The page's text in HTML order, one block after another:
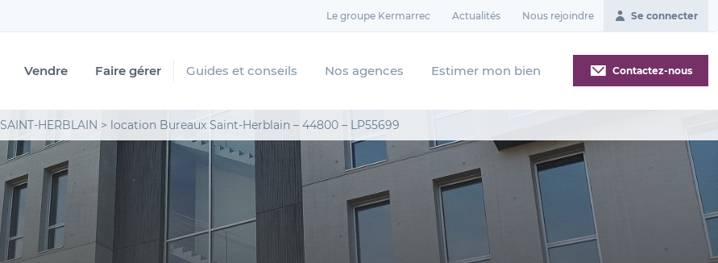
Le groupe Kermarrec Actualités Nous rejoindre Se connecter
Vendre Faire gérer Guides et conseils Nos agences Estimer mon bien Contactez-nous
SAINT-HERBLAIN > location Bureaux Saint-Herblain – 44800 – LP55699